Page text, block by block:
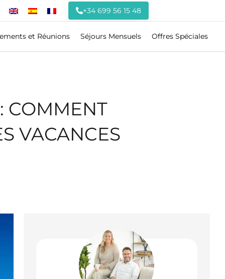
+34 699 56 15 48
et Réunions Séjours Mensuels Offres Spéciales
COMMENT
VACANCES